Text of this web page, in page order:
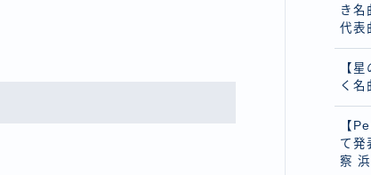
き名
代表
【
く
【
て発
察